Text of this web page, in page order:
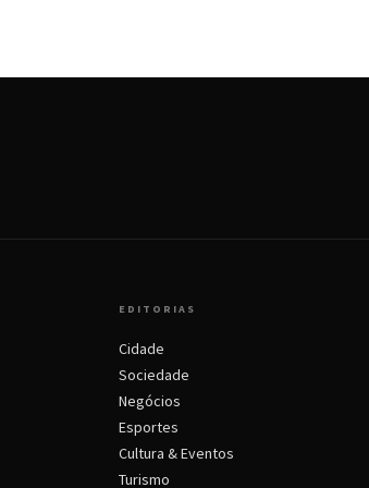
EDITORIAS
Cidade
Sociedade
Negócios
Esportes
Cultura & Eventos
Turismo